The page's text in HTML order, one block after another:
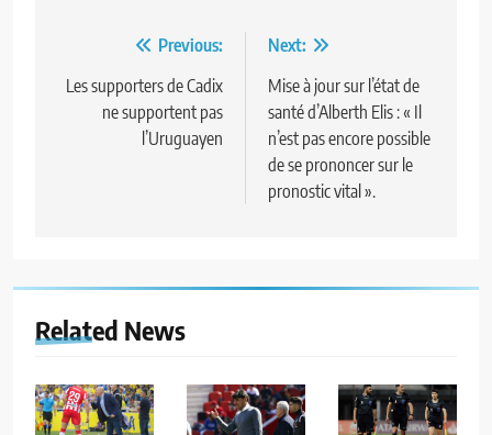
Navigation
de
l’article
Previous:
Les supporters de Cadix
ne supportent pas
l’Uruguayen
Next:
Mise à jour sur l’état de
santé d’Alberth Elis : « Il
n’est pas encore possible
de se prononcer sur le
pronostic vital ».
Related News